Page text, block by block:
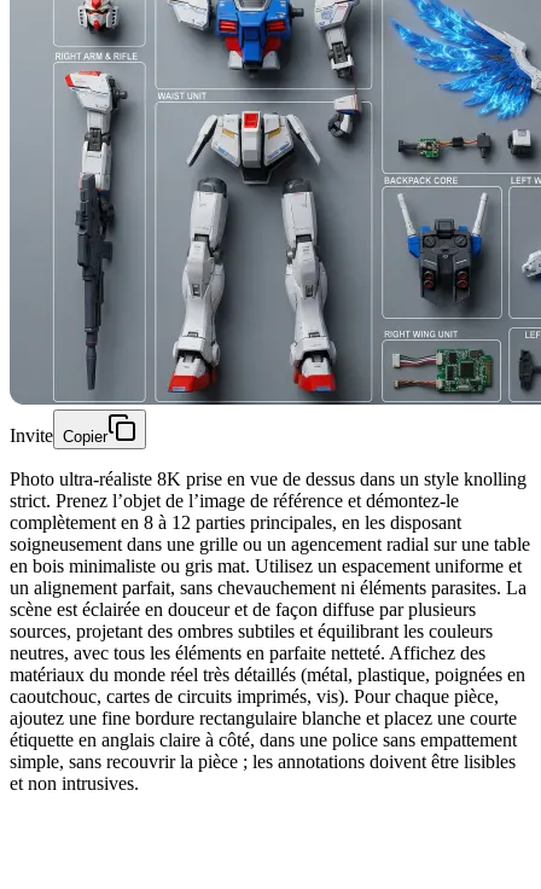
Invite Copier
Photo ultra-réaliste 8K prise en vue de dessus dans un style knolling
strict. Prenez l’objet de l’image de référence et démontez-le
complètement en 8 à 12 parties principales, en les disposant
soigneusement dans une grille ou un agencement radial sur une table
en bois minimaliste ou gris mat. Utilisez un espacement uniforme et
un alignement parfait, sans chevauchement ni éléments parasites. La
scène est éclairée en douceur et de façon diffuse par plusieurs
sources, projetant des ombres subtiles et équilibrant les couleurs
neutres, avec tous les éléments en parfaite netteté. Affichez des
matériaux du monde réel très détaillés (métal, plastique, poignées en
caoutchouc, cartes de circuits imprimés, vis). Pour chaque pièce,
ajoutez une fine bordure rectangulaire blanche et placez une courte
étiquette en anglais claire à côté, dans une police sans empattement
simple, sans recouvrir la pièce ; les annotations doivent être lisibles
et non intrusives.